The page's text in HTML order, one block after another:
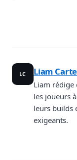
LC Liam
Liam rédige
les joueurs
leurs builds
exigeants.